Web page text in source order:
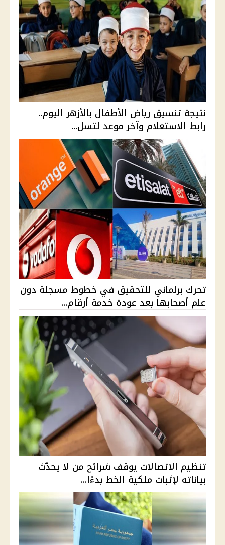
نتيجة تنسيق رياض الأطفال بالأزهر اليوم..
رابط الاستعلام وآخر موعد لتسل...
تحرك برلماني للتحقيق في خطوط مسجلة دون
علم أصحابها بعد عودة خدمة أرقام...
تنظيم الاتصالات يوقف شرائح من لا يحدّث
بياناته لإثبات ملكية الخط بدءًا...